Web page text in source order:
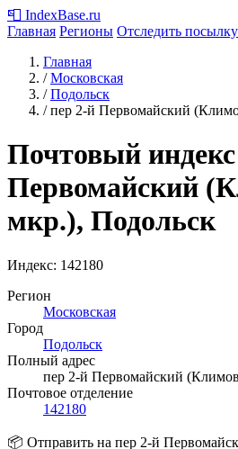
📮 IndexBase.ru
Главная Регионы Отследить посылку
Главная
/ Московская
/ Подольск
/ пер 2-й Первомайский
Почтовый
Первомайский
мкр.), Подольск
Индекс: 142180
Регион
Московская
Город
Подольск
Полный адрес
пер 2-й Первомайский
Почтовое отделение
142180
📦 Отправить на пер 2-й